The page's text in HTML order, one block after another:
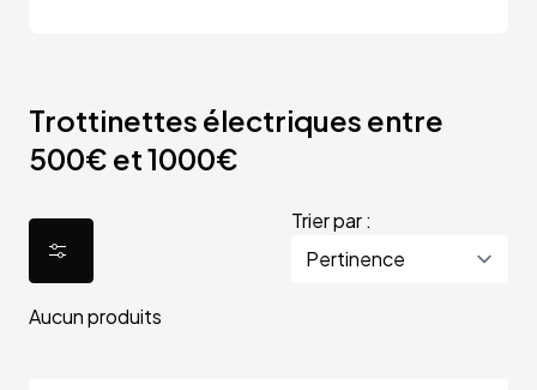
Trottinettes électriques entre
500€ et 1000€
Trier par :
Aucun produits